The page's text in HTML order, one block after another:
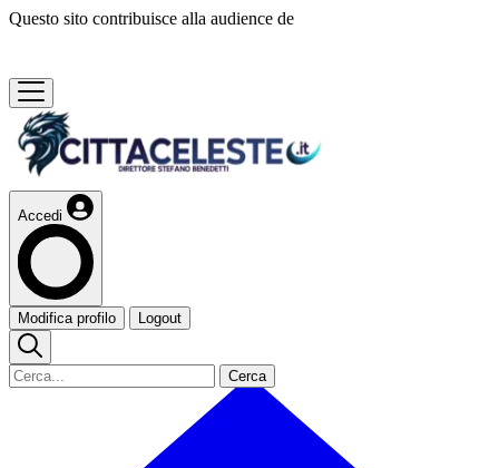
Questo sito contribuisce alla audience de
Accedi
Modifica profilo Logout
Cerca